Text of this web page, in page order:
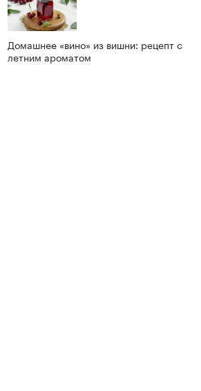
Домашнее «вино» из вишни: рецепт с
летним ароматом